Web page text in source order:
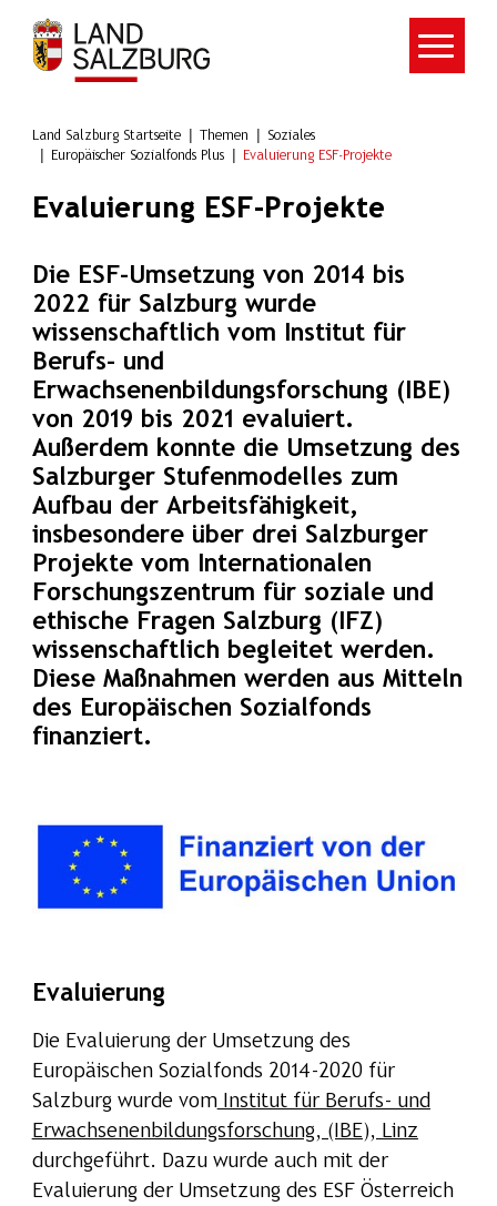
Zum Hauptinhalt springen
Land Salzburg Startseite Themen
Soziales
Europäischer Sozialfonds Plus
Evaluierung ESF-Projekte
Evaluierung ESF-Projekte
Die ESF-Umsetzung von 2014 bis
2022 für Salzburg wurde
wissenschaftlich vom Institut für
Berufs- und
Erwachsenenbildungsforschung (IBE)
von 2019 bis 2021 evaluiert.
Außerdem konnte die Umsetzung des
Salzburger Stufenmodelles zum
Aufbau der Arbeitsfähigkeit,
insbesondere über drei Salzburger
Projekte vom Internationalen
Forschungszentrum für soziale und
ethische Fragen Salzburg (IFZ)
wissenschaftlich begleitet werden.
Diese Maßnahmen werden aus Mitteln
des Europäischen Sozialfonds
finanziert.
Evaluierung
Die Evaluierung der Umsetzung des
Europäischen Sozialfonds 2014-2020 für
Salzburg wurde vomInstitut für Berufs- und
Erwachsenenbildungsforschung, (IBE), Linz
durchgeführt. Dazu wurde auch mit der
Evaluierung der Umsetzung des ESF Österreich